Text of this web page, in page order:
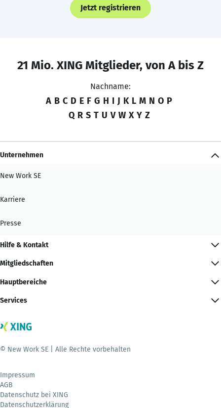
Jetzt registrieren
21 Mio. XING Mitglieder, von A bis Z
Nachname:
A B C D E F G H I J K L M N O P
Q R S T U V W X Y Z
Unternehmen
New Work SE
Karriere
Presse
Hilfe & Kontakt
Mitgliedschaften
Hauptbereiche
Services
© New Work SE | Alle Rechte vorbehalten
Impressum
AGB
Datenschutz bei XING
Datenschutzerklärung